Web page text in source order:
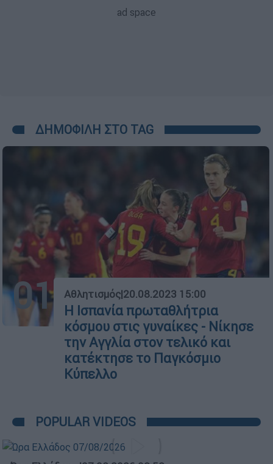
ΔΗΜΟΦΙΛΗ ΣΤΟ TAG
01 Αθλητισμός|20.08.2023 15:00
Η Ισπανία πρωταθλήτρια
κόσμου στις γυναίκες - Νίκησε
την Αγγλία στον τελικό και
κατέκτησε το Παγκόσμιο
Κύπελλο
POPULAR VIDEOS